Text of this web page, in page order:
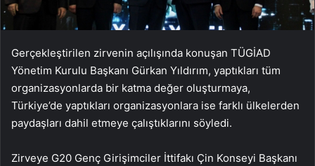
Gerçekleştirilen zirvenin açılışında konuşan TÜGİAD
Yönetim Kurulu Başkanı Gürkan Yıldırım, yaptıkları tüm
organizasyonlarda bir katma değer oluşturmaya,
Türkiye’de yaptıkları organizasyonlara ise farklı ülkelerden
paydaşları dahil etmeye çalıştıklarını söyledi.
Zirveye G20 Genç Girişimciler İttifakı Çin Konseyi Başkanı